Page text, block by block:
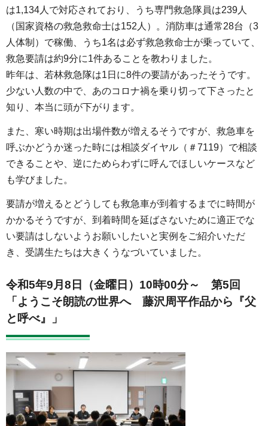
は1,134人で対応されており、うち専門救急隊員は239人
（国家資格の救急救命士は152人）。消防車は通常28台（3
人体制）で稼働、うち1名は必ず救急救命士が乗っていて、
救急要請は約9分に1件あることを教わりました。
昨年は、若林救急隊は1日に8件の要請があったそうです。
少ない人数の中で、あのコロナ禍を乗り切って下さったと
知り、本当に頭が下がります。
また、寒い時期は出場件数が増えるそうですが、救急車を
呼ぶかどうか迷った時には相談ダイヤル（＃7119）で相談
できることや、逆にためらわずに呼んでほしいケースなど
も学びました。
要請が増えるとどうしても救急車が到着するまでに時間が
かかるそうですが、到着時間を延ばさないために適正でな
い要請はしないようお願いしたいと実例をご紹介いただ
き、受講生たちは大きくうなづいていました。
令和5年9月8日（金曜日）10時00分～ 第5回
「ようこそ朗読の世界へ 藤沢周平作品から『父
と呼べ』」